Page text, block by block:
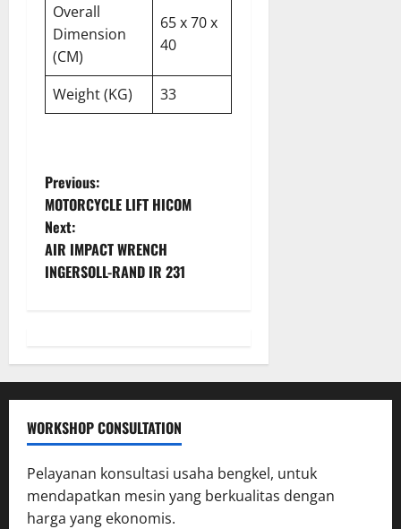
Overall
Dimension
(CM)
65 x 70 x
40
Weight (KG) 33
Previous:
MOTORCYCLE LIFT HICOM
Next:
AIR IMPACT WRENCH
INGERSOLL-RAND IR 231
WORKSHOP CONSULTATION
Pelayanan konsultasi usaha bengkel, untuk
mendapatkan mesin yang berkualitas dengan
harga yang ekonomis.